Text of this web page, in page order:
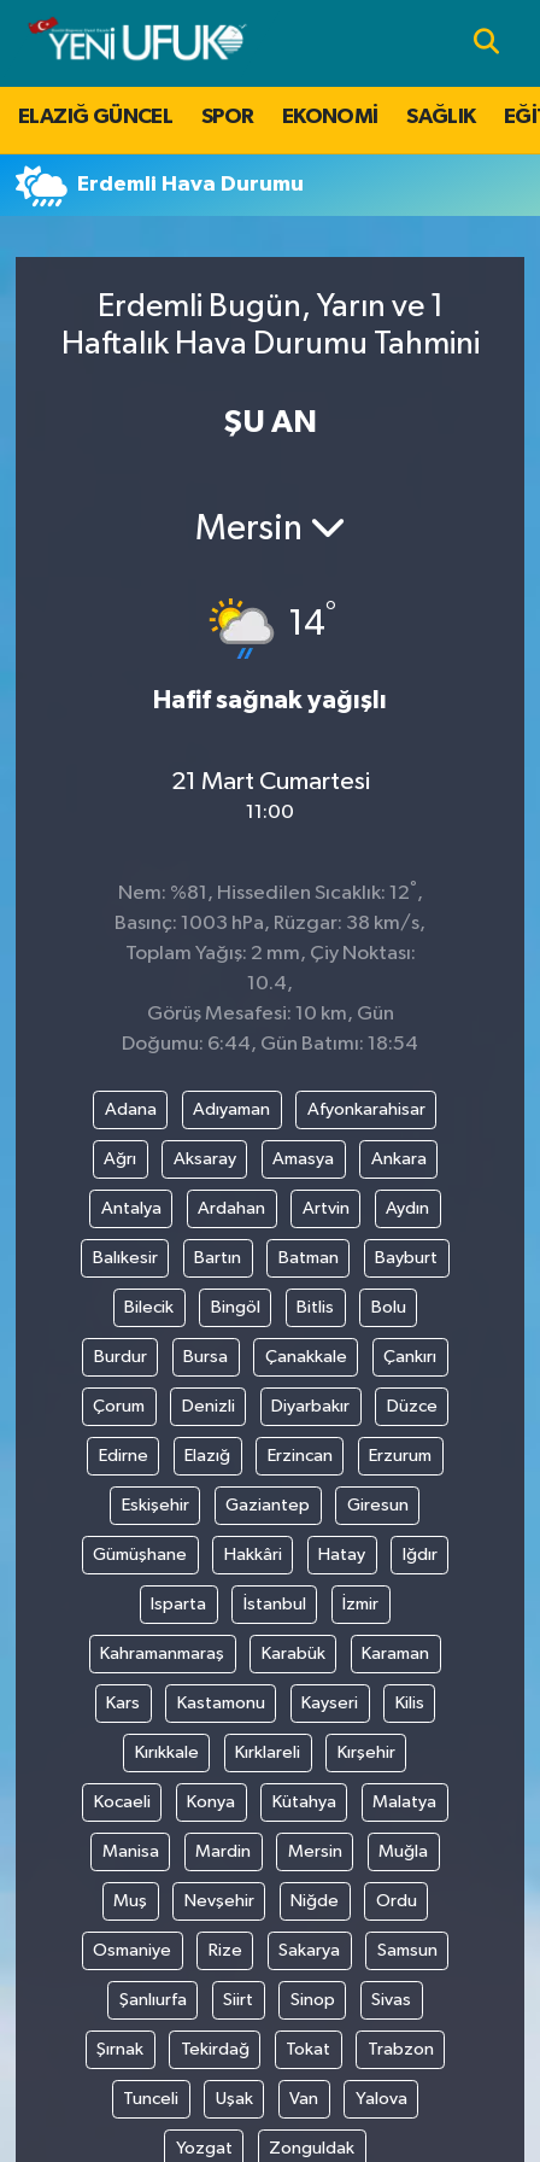
ELAZIĞ GÜNCEL SPOR EKONOMİ SAĞLIK
Erdemli Hava Durumu
Erdemli Bugün, Yarın ve 1
Haftalık Hava Durumu Tahmini
ŞU AN
Mersin
14°
Hafif sağnak yağışlı
21 Mart Cumartesi
11:00
Nem: %81, Hissedilen Sıcaklık: 12° ,
Basınç: 1003 hPa, Rüzgar: 38 km/s,
Toplam Yağış: 2 mm, Çiy Noktası:
10.4,
Görüş Mesafesi: 10 km, Gün
Doğumu: 6:44, Gün Batımı: 18:54
Adana Adıyaman Afyonkarahisar
Ağrı Aksaray Amasya Ankara
Antalya Ardahan Artvin Aydın
Balıkesir Bartın Batman Bayburt
Bilecik Bingöl Bitlis Bolu
Burdur Bursa Çanakkale Çankırı
Çorum Denizli Diyarbakır Düzce
Edirne Elazığ Erzincan Erzurum
Eskişehir Gaziantep Giresun
Gümüşhane Hakkâri Hatay Iğdır
Isparta İstanbul İzmir
Kahramanmaraş Karabük Karaman
Kars Kastamonu Kayseri Kilis
Kırıkkale Kırklareli Kırşehir
Kocaeli Konya Kütahya Malatya
Manisa Mardin Mersin Muğla
Muş Nevşehir Niğde Ordu
Osmaniye Rize Sakarya Samsun
Şanlıurfa Siirt Sinop Sivas
Şırnak Tekirdağ Tokat Trabzon
Tunceli Uşak Van Yalova
Yozgat Zonguldak
Nöbetçi Eczaneler
Hava Durumu
Namaz Vakitleri
Süper Lig Puan Durumu ve Fikstür